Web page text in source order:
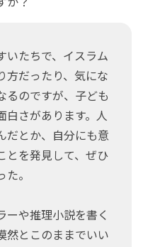
たちで、イスラム
方だったり、気にな
るのですが、子ども
白さがあります。人
だとか、自分にも意
とを発見して、ぜひ
。
や推理小説を書く
然とこのままでいい